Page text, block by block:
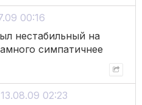
00:16
нестабильный на
симпатичнее
13.08.09 02:23